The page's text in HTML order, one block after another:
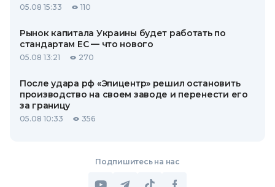
05.08 15:33 110
Рынок капитала Украины будет работать по
стандартам ЕС — что нового
05.08 13:21 270
После удара рф «Эпицентр» решил остановить
производство на своем заводе и перенести его
за границу
05.08 10:33 356
Подпишитесь на нас